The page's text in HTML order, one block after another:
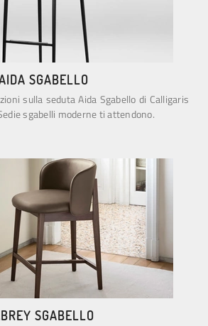
SGABELLO
sulla seduta Aida Sgabello di Calligaris
sgabelli moderne ti attendono.
SGABELLO